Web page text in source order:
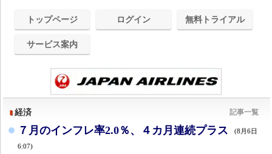
トップページ ログイン 無料トライアル
サービス案内
経済 記事一覧
７月のインフレ率2.0％、４カ月連続プラス (8月6日
6:07)